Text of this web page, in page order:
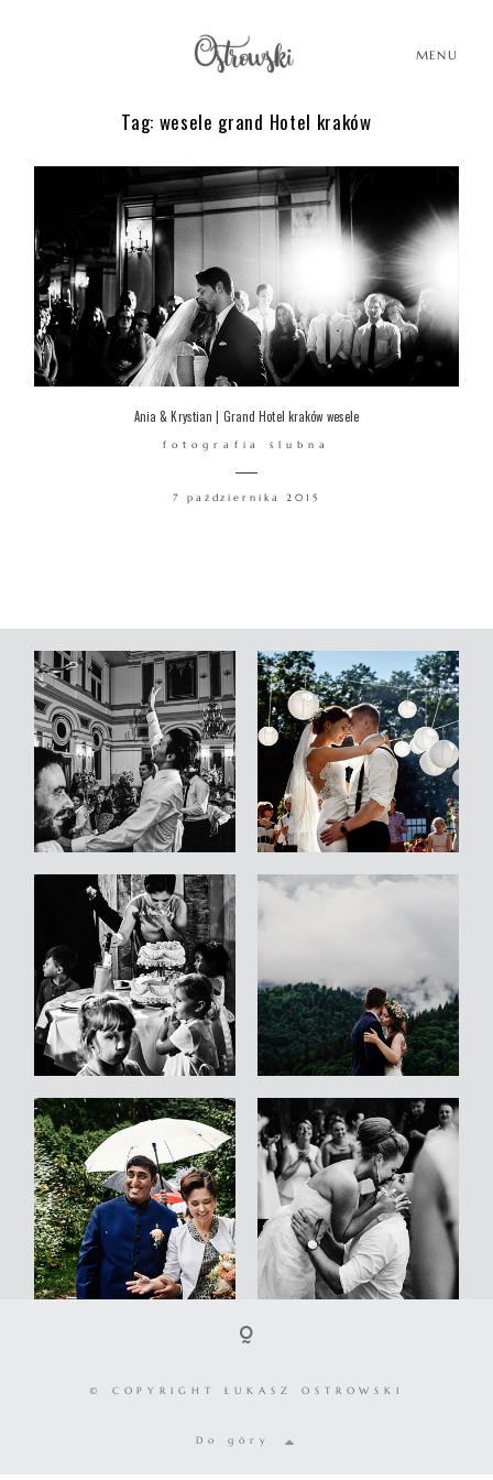
MENU
Tag: wesele grand Hotel kraków
Ania & Krystian | Grand Hotel kraków wesele
fotografia ślubna
7 października 2015
HISTORIE
PORTFOLIO
O MNIE
© COPYRIGHT ŁUKASZ OSTROWSKI
© COPYRIGHT ŁUKASZ OSTROWSKI
Do góry